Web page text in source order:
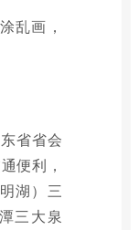
乱画，
省省会
便利，
湖）三
三大泉